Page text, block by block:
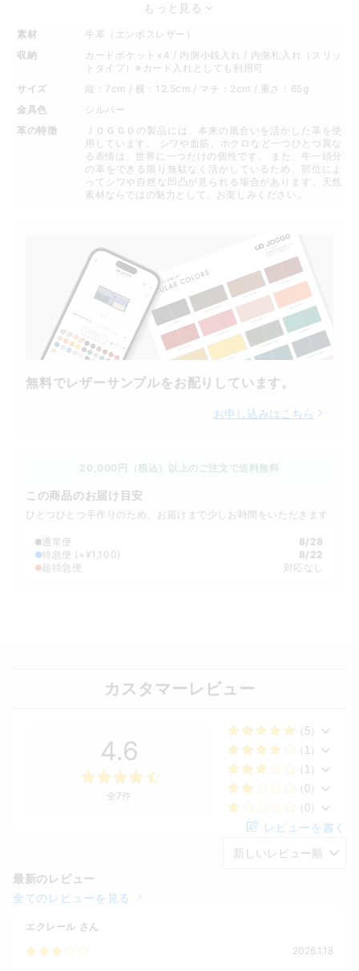
もっと見る
素材
牛革（エンボスレザー）
収納
カードポケット×4 / 内側小銭入れ / 内側札入れ（スリッ
トタイプ）※カード入れとしても利用可
サイズ
縦：7cm / 横：12.5cm / マチ：2cm / 重さ：65g
金具色
シルバー
革の特徴
ＪＯＧＧＯの製品には、本来の風合いを活かした革を使
用しています。 シワや血筋、ホクロなど一つひとつ異な
る表情は、世界に一つだけの個性です。 また、牛一頭分
の革をできる限り無駄なく活かしているため、部位によ
ってシワや自然な凹凸が見られる場合があります。天然
素材ならではの魅力として、お楽しみください。
無料でレザーサンプルをお配りしています。
お申し込みはこちら
20,000円（税込）以上のご注文で送料無料
この商品のお届け目安
ひとつひとつ手作りのため、お届けまで少しお時間をいただきます
通常便
8/28
特急便 (+¥1,100)
8/22
超特急便
対応なし
カスタマーレビュー
4.6
全7件
（5）
（1）
（1）
（0）
（0）
レビューを書く
最新のレビュー
全てのレビューを見る
エクレール さん
2026.1.18